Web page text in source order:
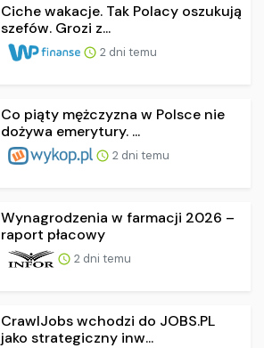
Ciche wakacje. Tak Polacy oszukują
szefów. Grozi z...
2 dni temu
Co piąty mężczyzna w Polsce nie
dożywa emerytury. ...
2 dni temu
Wynagrodzenia w farmacji 2026 –
raport płacowy
2 dni temu
CrawlJobs wchodzi do JOBS.PL
jako strategiczny inw...